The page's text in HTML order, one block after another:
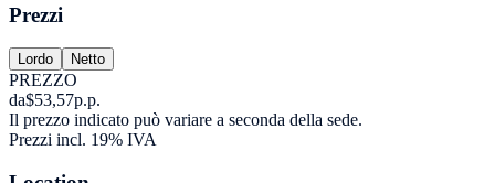
Prezzi
Lordo Netto
PREZZO
da$53,57p.p.
Il prezzo indicato può variare a seconda della sede.
Prezzi incl. 19% IVA